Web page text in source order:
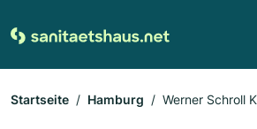
Startseite Hamburg
Werner Schroll